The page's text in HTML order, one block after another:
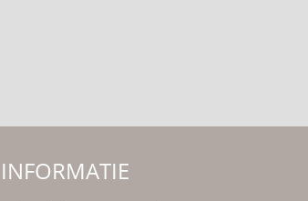
INFORMATIE